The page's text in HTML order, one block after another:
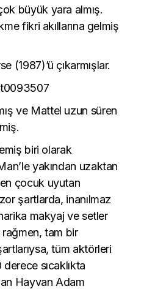
büyük yara almış.
fikri akıllarına gelmiş
(1987)’ü çıkarmışlar.
ve Mattel uzun süren
biri olarak
yakından uzaktan
çocuk uyutan
şartlarda, inanılmaz
makyaj ve setler
tam bir
tüm aktörleri
sıcaklıkta
Hayvan Adam